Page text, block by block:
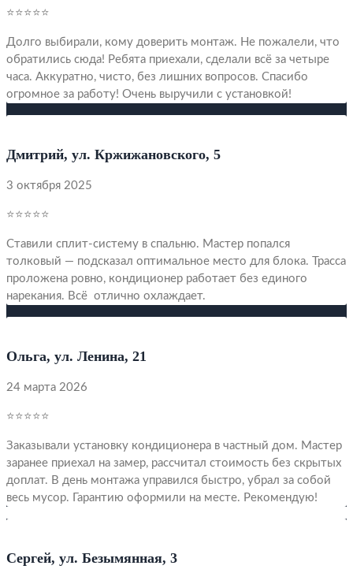
⭐⭐⭐⭐⭐
Долго выбирали, кому доверить монтаж. Не пожалели, что
обратились сюда! Ребята приехали, сделали всё за четыре
часа. Аккуратно, чисто, без лишних вопросов. Спасибо
огромное за работу! Очень выручили с установкой!
Дмитрий, ул. Кржижановского, 5
3 октября 2025
⭐⭐⭐⭐⭐
Ставили сплит-систему в спальню. Мастер попался
толковый — подсказал оптимальное место для блока. Трасса
проложена ровно, кондиционер работает без единого
нарекания. Всё отлично охлаждает.
Ольга, ул. Ленина, 21
24 марта 2026
⭐⭐⭐⭐⭐
Заказывали установку кондиционера в частный дом. Мастер
заранее приехал на замер, рассчитал стоимость без скрытых
доплат. В день монтажа управился быстро, убрал за собой
весь мусор. Гарантию оформили на месте. Рекомендую!
Сергей, ул. Безымянная, 3